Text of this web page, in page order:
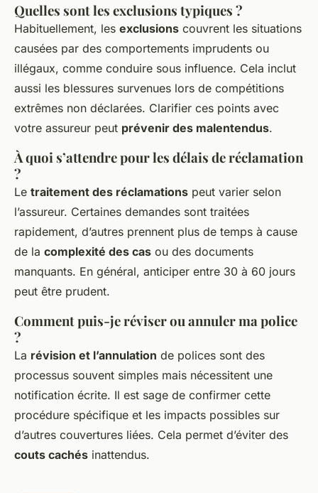
Quelles sont les exclusions typiques ?
Habituellement, les exclusions couvrent les situations
causées par des comportements imprudents ou
illégaux, comme conduire sous influence. Cela inclut
aussi les blessures survenues lors de compétitions
extrêmes non déclarées. Clarifier ces points avec
votre assureur peut prévenir des malentendus.
À quoi s’attendre pour les délais de réclamation
?
Le traitement des réclamations peut varier selon
l’assureur. Certaines demandes sont traitées
rapidement, d’autres prennent plus de temps à cause
de la complexité des cas ou des documents
manquants. En général, anticiper entre 30 à 60 jours
peut être prudent.
Comment puis-je réviser ou annuler ma police
?
La révision et l’annulation de polices sont des
processus souvent simples mais nécessitent une
notification écrite. Il est sage de confirmer cette
procédure spécifique et les impacts possibles sur
d’autres couvertures liées. Cela permet d’éviter des
couts cachés inattendus.